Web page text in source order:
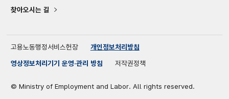
찾아오시는 길
고용노동행정서비스헌장
개인정보처리방침
영상정보처리기기 운영·관리 방침
저작권정책
© Ministry of Employment and Labor. All rights reserved.